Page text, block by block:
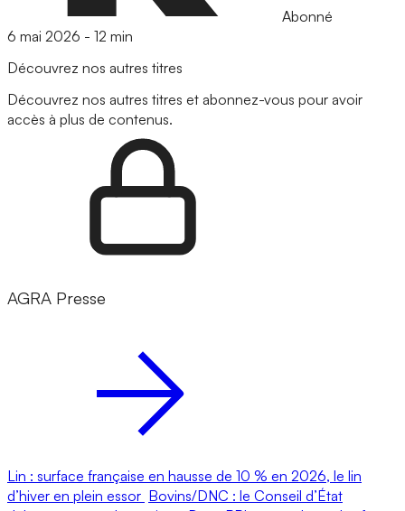
Abonné
6 mai 2026 - 12 min
Découvrez nos autres titres
Découvrez nos autres titres et abonnez-vous pour avoir
accès à plus de contenus.
AGRA Presse
Lin : surface française en hausse de 10 % en 2026, le lin
d’hiver en plein essor Bovins/DNC : le Conseil d’État